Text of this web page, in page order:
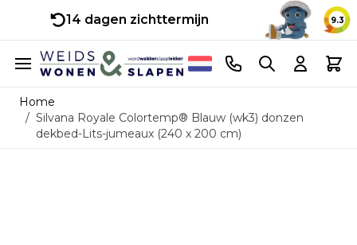
14 dagen zichttermijn 9.3
Ga naar de inhoud
Telefoonnummer
Search Cart
Home
/ Silvana Royale Colortemp® Blauw (wk3) donzen
dekbed-Lits-jumeaux (240 x 200 cm)